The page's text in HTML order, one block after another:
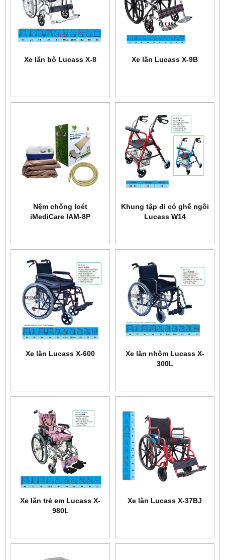
Xe lăn bô Lucass X-8 Xe lăn Lucass X-9B
Nệm chống loét
iMediCare IAM-8P
Khung tập đi có ghế ngồi
Lucass W14
Xe lăn Lucass X-600
Xe lăn nhôm Lucass X-
300L
Xe lăn trẻ em Lucass X-
980L
Xe lăn Lucass X-37BJ